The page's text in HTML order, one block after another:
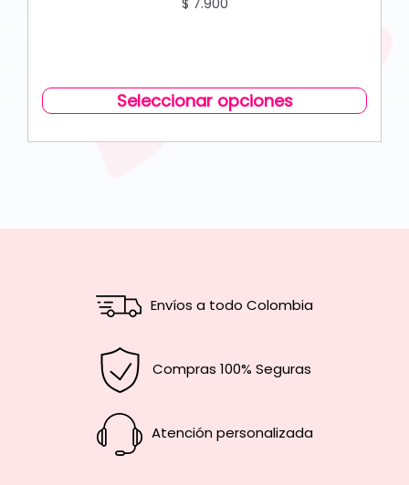
Seleccionar opciones
Envíos a todo Colombia
Compras 100% Seguras
Atención personalizada